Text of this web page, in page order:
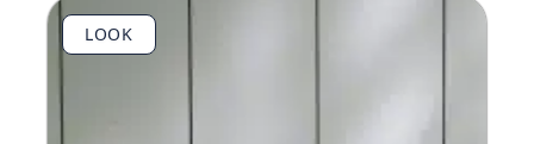
LOOK